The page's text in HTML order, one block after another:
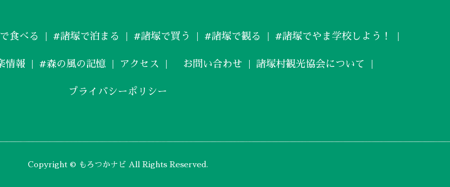
食べる #諸塚で泊まる #諸塚で買う #諸塚で観る #諸塚でやま学校しよう！
情報 #森の風の記憶 アクセス お問い合わせ 諸塚村観光協会について
プライバシーポリシー
Copyright © もろつかナビ All Rights Reserved.